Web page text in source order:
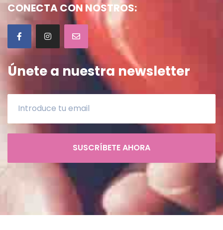
CONECTA CON NOSTROS:
Únete a nuestra newsletter
SUSCRÍBETE AHORA